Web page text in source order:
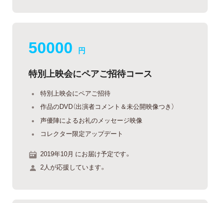
50000 円
特別上映会にペアご招待コース
特別上映会にペアご招待
作品のDVD（出演者コメント＆未公開映像つき）
声優陣によるお礼のメッセージ映像
コレクター限定アップデート
2019年10月 にお届け予定です。
2人が応援しています。